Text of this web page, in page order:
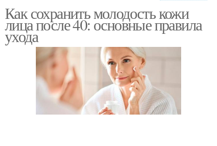
Пигментное пятно
Как сохранить молодость кожи
лица после 40: основные правила
ухода